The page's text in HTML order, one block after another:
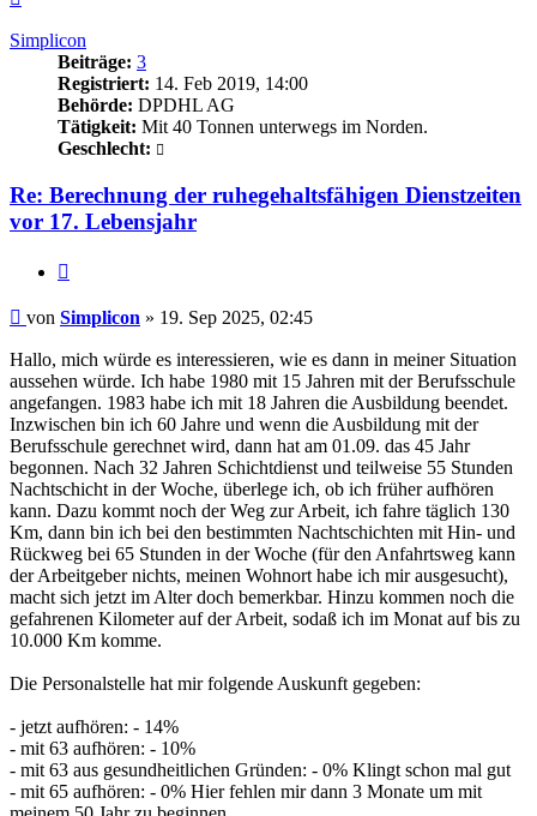
Simplicon
Beiträge: 3
Registriert: 14. Feb 2019, 14:00
Behörde: DPDHL AG
Tätigkeit: Mit 40 Tonnen unterwegs im Norden.
Geschlecht:
Re: Berechnung der ruhegehaltsfähigen Dienstzeiten
vor 17. Lebensjahr
Beitrag
von Simplicon » 19. Sep 2025, 02:45
Hallo, mich würde es interessieren, wie es dann in meiner Situation
aussehen würde. Ich habe 1980 mit 15 Jahren mit der Berufsschule
angefangen. 1983 habe ich mit 18 Jahren die Ausbildung beendet.
Inzwischen bin ich 60 Jahre und wenn die Ausbildung mit der
Berufsschule gerechnet wird, dann hat am 01.09. das 45 Jahr
begonnen. Nach 32 Jahren Schichtdienst und teilweise 55 Stunden
Nachtschicht in der Woche, überlege ich, ob ich früher aufhören
kann. Dazu kommt noch der Weg zur Arbeit, ich fahre täglich 130
Km, dann bin ich bei den bestimmten Nachtschichten mit Hin- und
Rückweg bei 65 Stunden in der Woche (für den Anfahrtsweg kann
der Arbeitgeber nichts, meinen Wohnort habe ich mir ausgesucht),
macht sich jetzt im Alter doch bemerkbar. Hinzu kommen noch die
gefahrenen Kilometer auf der Arbeit, sodaß ich im Monat auf bis zu
10.000 Km komme.
Die Personalstelle hat mir folgende Auskunft gegeben:
- jetzt aufhören: - 14%
- mit 63 aufhören: - 10%
- mit 63 aus gesundheitlichen Gründen: - 0% Klingt schon mal gut
- mit 65 aufhören: - 0% Hier fehlen mir dann 3 Monate um mit